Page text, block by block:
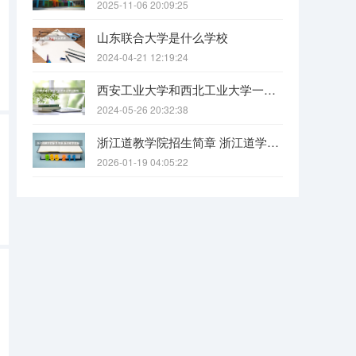
2025-11-06 20:09:25
山东联合大学是什么学校
2024-04-21 12:19:24
西安工业大学和西北工业大学一样吗
2024-05-26 20:32:38
浙江道教学院招生简章 浙江道学院报考条件要求
2026-01-19 04:05:22